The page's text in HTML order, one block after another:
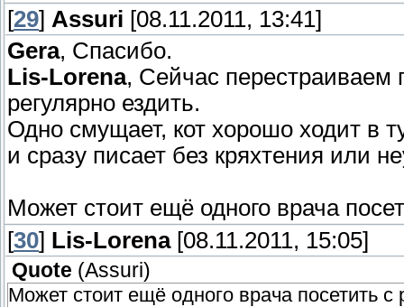
[29] Assuri [08.11.2011, 13:41]
Gera, Спасибо.
Lis-Lorena, Сейчас перестраиваем
регулярно ездить.
Одно смущает, кот хорошо ходит в
и сразу писает без кряхтения или
Может стоит ещё одного врача
[30] Lis-Lorena[08.11.2011, 15:05]
Quote (Assuri)
Может стоит ещё одного врача посетить с